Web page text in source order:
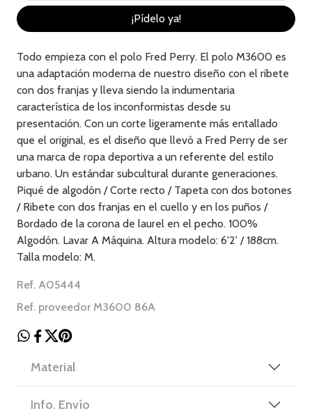
¡Pídelo ya!
Todo empieza con el polo Fred Perry. El polo M3600 es
una adaptación moderna de nuestro diseño con el ribete
con dos franjas y lleva siendo la indumentaria
característica de los inconformistas desde su
presentación. Con un corte ligeramente más entallado
que el original, es el diseño que llevó a Fred Perry de ser
una marca de ropa deportiva a un referente del estilo
urbano. Un estándar subcultural durante generaciones.
Piqué de algodón / Corte recto / Tapeta con dos botones
/ Ribete con dos franjas en el cuello y en los puños /
Bordado de la corona de laurel en el pecho. 100%
Algodón. Lavar A Máquina. Altura modelo: 6'2' / 188cm.
Talla modelo: M.
Ref. A05444
Ref. proveedor M3600 86A
Material
Info. Envío